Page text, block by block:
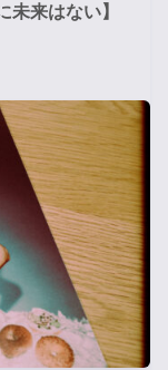
未来はない】